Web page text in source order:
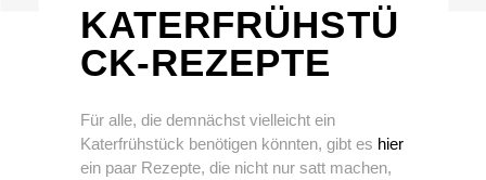
KATERFRÜHSTÜ
CK-REZEPTE
Für alle, die demnächst vielleicht ein
Katerfrühstück benötigen könnten, gibt es hier
ein paar Rezepte, die nicht nur satt machen,